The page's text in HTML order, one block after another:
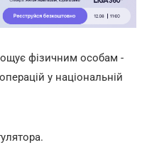
фізичним особам -
у національній